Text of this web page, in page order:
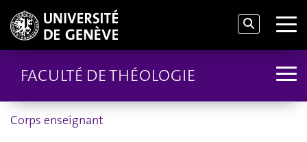
FACULTÉ DE THÉOLOGIE
Corps enseignant